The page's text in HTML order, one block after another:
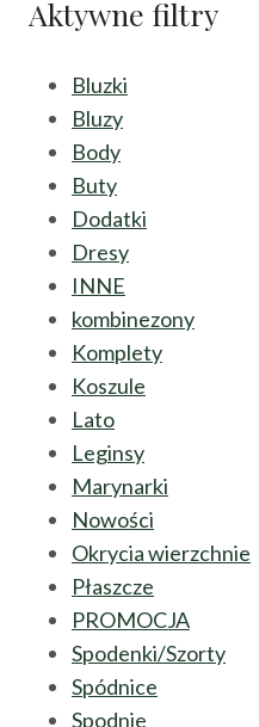
Aktywne filtry
Bluzki
Bluzy
Body
Buty
Dodatki
Dresy
INNE
kombinezony
Komplety
Koszule
Lato
Leginsy
Marynarki
Nowości
Okrycia wierzchnie
Płaszcze
PROMOCJA
Spodenki/Szorty
Spódnice
Spodnie